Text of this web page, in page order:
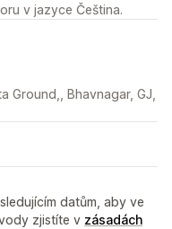
v jazyce Čeština.
Ground,, Bhavnagar, GJ,
datům, aby ve
zjistíte v zásadách